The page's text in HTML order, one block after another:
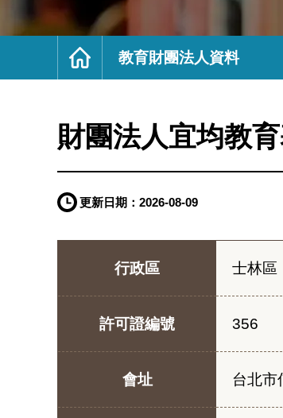
首
教育財團法人資料
財團法人宜均教
更新日期： 2026-08-09
行政區 士林區
許可證編號 356
會址 台北市